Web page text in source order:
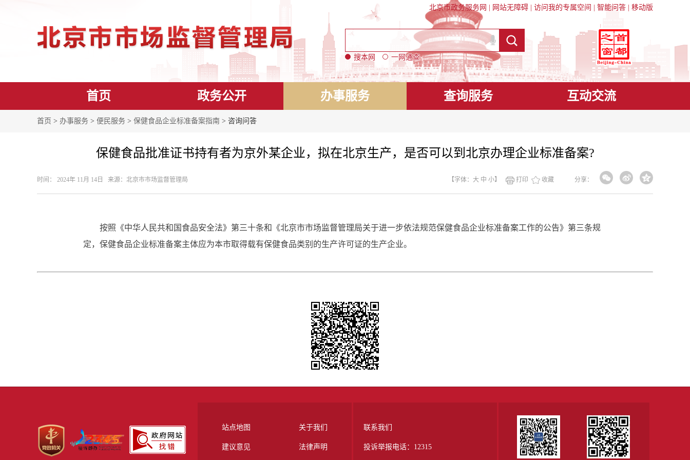
北京市政务服务网 网站无障碍 访问我的专属空间 智能问答 移动版
搜本网 一网通查
首页 政务公开 办事服务 查询服务 互动交流
首页 > 办事服务 > 便民服务 > 保健食品企业标准备案指南 > 咨询问答
保健食品批准证书持有者为京外某企业，拟在北京生产，是否可以到北京办理企业标准备案?
时间： 2024年 11月 14日 来源： ​北京市市场监督管理局 分享：
【字体： 大 中 小】 打印 收藏
按照《中华人民共和国食品安全法》第三十条和《北京市市场监督管理局关于进一步依法规范保健食品企业标准备案工作的公告》第三条规
定，保健食品企业标准备案主体应为本市取得载有保健食品类别的生产许可证的生产企业。
站点地图 关于我们
建议意见 法律声明
联系我们
投诉举报电话：12315